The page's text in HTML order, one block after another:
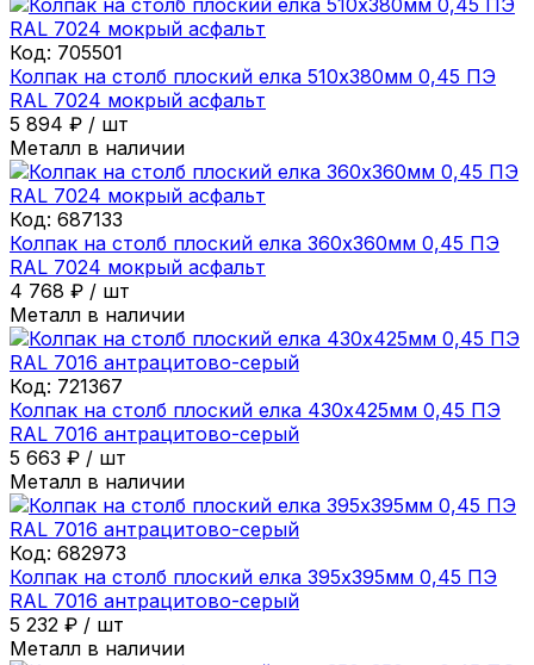
Код: 705501
Колпак на столб плоский елка 510х380мм 0,45 ПЭ
RAL 7024 мокрый асфальт
5 894 ₽ / шт
Металл в наличии
Код: 687133
Колпак на столб плоский елка 360х360мм 0,45 ПЭ
RAL 7024 мокрый асфальт
4 768 ₽ / шт
Металл в наличии
Код: 721367
Колпак на столб плоский елка 430х425мм 0,45 ПЭ
RAL 7016 антрацитово-серый
5 663 ₽ / шт
Металл в наличии
Код: 682973
Колпак на столб плоский елка 395х395мм 0,45 ПЭ
RAL 7016 антрацитово-серый
5 232 ₽ / шт
Металл в наличии